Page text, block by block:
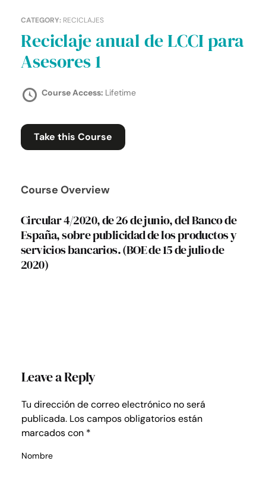
CATEGORY: RECICLAJES
Reciclaje anual de LCCI para
Asesores 1
Course Access: Lifetime
Take this Course
Course Overview
Circular 4/2020, de 26 de junio, del Banco de
España, sobre publicidad de los productos y
servicios bancarios. (BOE de 15 de julio de
2020)
Leave a Reply
Tu dirección de correo electrónico no será
publicada. Los campos obligatorios están
marcados con *
Nombre